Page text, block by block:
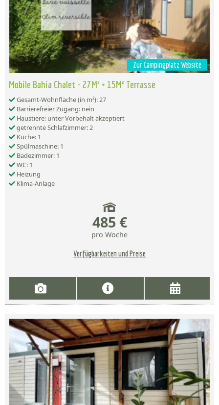
Zur Campingplatz Website
Mobile Bahia Chalet - 27M² + 15M² Terrasse
Gesamt-Wohnfläche (in m²): 27
Barrierefreier Zugang: nein
Haustiere: unter Vorbehalt akzeptiert
getrennte Schlafzimmer: 2
Küche: 1
Spülmaschine: 1
Badezimmer: 1
WC: 1
Heizung
Klima-Anlage
485 €
pro Woche
Verfügbarkeiten und Preise